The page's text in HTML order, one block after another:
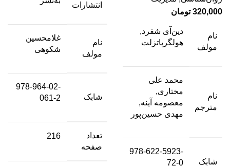
320,000 تومان
نام
مولف
دین‌آی شفرد,
هولگرپاتزلت
نام
مترجم
محمد علی
مختاری,
معصومه آینه,
مهدی حسین‌پور
شابک
978-622-5923-
72-0
انتشارات
نام
مولف
غلامحسین
شکوهی
شابک
978-964-02-
061-2
تعداد
صفحه
216